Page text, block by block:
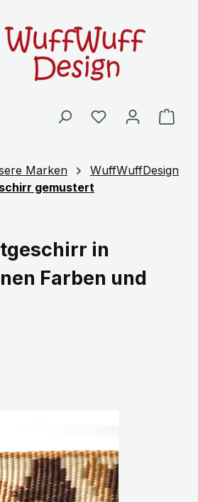
Marken
WuffWuffDesign
gemustert
in
Farben und